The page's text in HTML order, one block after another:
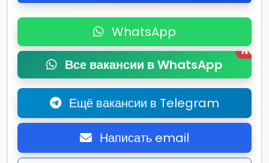
WhatsApp
Все вакансии в WhatsApp
New
Ещё вакансии в Telegram
Написать email